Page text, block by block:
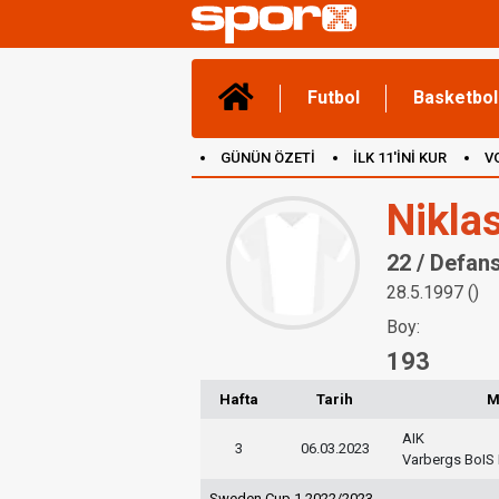
Futbol Basketbol
GÜNÜN ÖZETİ İLK 11'İNİ KUR
22 /
28.5.1997 ()
Boy:
193
Hafta Tarih
3 06.03.2023
AIK
Varbergs BoIS